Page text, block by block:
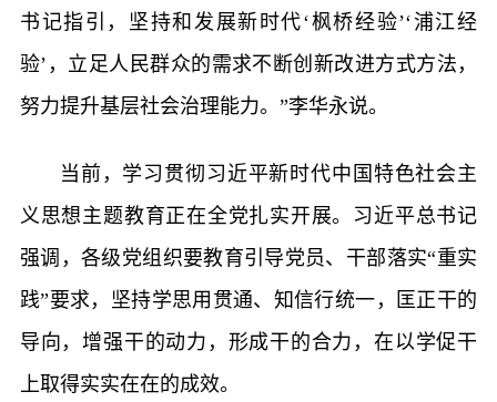
书记指引，坚持和发展新时代‘枫桥经验’‘浦江经
验’，立足人民群众的需求不断创新改进方式方法，
努力提升基层社会治理能力。”李华永说。
当前，学习贯彻习近平新时代中国特色社会主
义思想主题教育正在全党扎实开展。习近平总书记
强调，各级党组织要教育引导党员、干部落实“重实
践”要求，坚持学思用贯通、知信行统一，匡正干的
导向，增强干的动力，形成干的合力，在以学促干
上取得实实在在的成效。